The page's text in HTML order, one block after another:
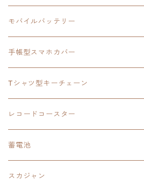
シャツ
手帳型スマホカバー
閃の軌跡Ⅲ
モバイルバッテリー
手帳型スマホカバー
閃の軌跡Ⅳ
手帳型スマホカバー
モバイルバッテリー
軌跡シリーズ
トランプ
カーマグネット
閃の軌跡Ⅱ
トランプ
イースⅨ
手帳型スマホカバー
零の軌跡：改
手帳型スマホカバー
ウルトラマンシリーズ
日本ファルコム
閃の軌跡Ⅲ
軌跡シリーズ
モバイルバッテリー
ウルトラマン
鷹の爪
イースⅧ
東亰ザナドゥ
阪神タイガース
手帳型スマホカバー
鷹の爪団
イースⅧ
閃の軌跡Ⅲ
閃の軌跡Ⅳ
Tシャツ型キーチェーン
日本ファルコム
閃の軌跡Ⅲ
レコードコースター
日本ファルコム
閃の軌跡
蓄電池
スカジャン